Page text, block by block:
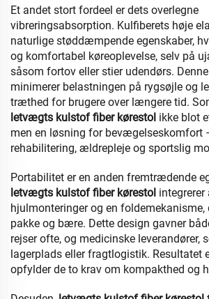
Et andet stort fordeel er dets overlegne
vibreringsabsorption. Kulfiberets høje
naturlige støddæmpende egenskaber,
og komfortabel køreoplevelse, selv på
såsom fortov eller stier udendørs.
minimerer belastningen på rygsøjle og
træthed for brugere over længere tid.
letvægts kulstof fiber kørestol ikke blot
men en løsning for bevægelseskomfort
rehabilitering, ældrepleje og sportslig
Portabilitet er en anden fremtrædende
letvægts kulstof fiber kørestol
hjulmonteringer og en foldemekanisme,
pakke og bære. Dette design gavner
rejser ofte, og medicinske leverandører,
lagerplads eller fragtlogistik. Resultatet
opfylder de to krav om kompakthed og